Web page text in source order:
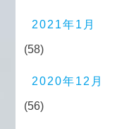
2021年1月
(58)
2020年12月
(56)